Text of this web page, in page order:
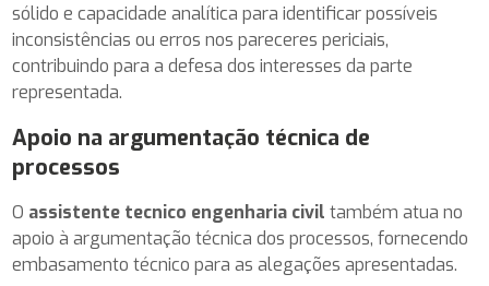
sólido e capacidade analítica para identificar possíveis
inconsistências ou erros nos pareceres periciais,
contribuindo para a defesa dos interesses da parte
representada.
Apoio na argumentação técnica de
processos
O assistente tecnico engenharia civil também atua no
apoio à argumentação técnica dos processos, fornecendo
embasamento técnico para as alegações apresentadas.